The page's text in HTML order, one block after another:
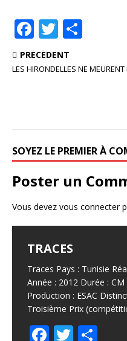
F
a
c
o
k
T
w
it ta
PRÉCÉDENT
LES HIRONDELLES NE MEURENT
SOYEZ LE PREMIER À
Poster un
Vous devez vous connecter
TRACES
Traces Pays : Tunisie
Année : 2012 Durée :
Production : ESAC
Troisième Prix
F T